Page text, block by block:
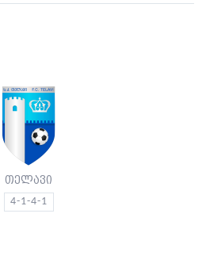
თელავი
4-1-4-1